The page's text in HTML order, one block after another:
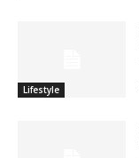
Lifestyle